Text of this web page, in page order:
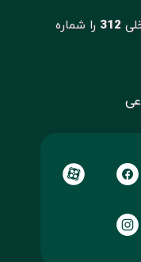
312 را شماره